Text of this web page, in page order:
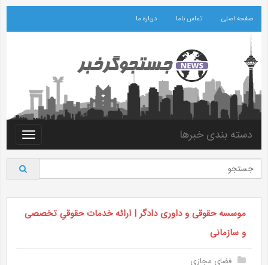
صفحه اصلی تماس باما درباره ما
Toggle
دسته بندی خبرها
موسسه حقوقی و داوری دادگر | ارائه خدمات حقوقیِ تخصصی
و سازمانی
فضای مجازی